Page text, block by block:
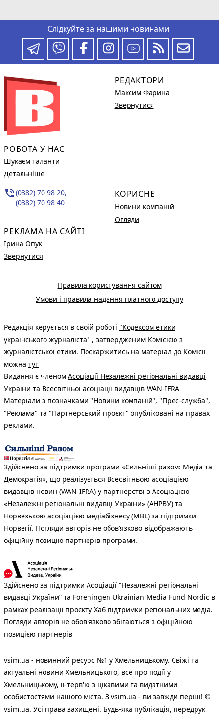
Слідкуйте за нашими новинами
РОБОТА У НАС
Шукаєм таланти
Детальніше
phone_in_talk(0382) 70 98 20,
(0382) 70 98 40
РЕКЛАМА НА САЙТІ
Ірина Опук
Звернутися
РЕДАКТОРИ
Максим Фарина
Звернутися
КОРИСНЕ
Новини компаній
Огляди
Правила користування сайтом
Умови і правила надання платного доступу
Редакція керується в своїй роботі "Кодексом етики
українського журналіста" , затвердженим Комісією з
журналістської етики. Поскаржитись на матеріал до Комісії
можна тут
Видання є членом Асоціації Незалежні регіональні видавці
України та Всесвітньої асоціації видавців WAN-IFRA
Матеріали з позначками "Новини компаній", "Прес-служба",
"Реклама" та "Партнерський проєкт" опубліковані на правах
реклами.
Здійснено за підтримки програми «Сильніші разом: Медіа та
Демократія», що реалізується Всесвітньою асоціацією
видавців новин (WAN-IFRA) у партнерстві з Асоціацією
«Незалежні регіональні видавці України» (АНРВУ) та
Норвезькою асоціацією медіабізнесу (MBL) за підтримки
Норвегії. Погляди авторів не обов’язково відображають
офіційну позицію партнерів програми.
Здійснено за підтримки Асоціації “Незалежні регіональні
видавці України” та Foreningen Ukrainian Media Fund Nordic в
рамках реалізації проєкту Хаб підтримки регіональних медіа.
Погляди авторів не обов'язково збігаються з офіційною
позицією партнерів
vsim.ua - новинний ресурс №1 у Хмельницькому. Свіжі та
актуальні новини Хмельницького, все про події у
Хмельницькому, інтерв'ю з цікавими та видатними
особистостями нашого міста. З vsim.ua - ви завжди перші! ©
vsim.ua. Усі права захищені. Будь-яка публiкацiя, передрук